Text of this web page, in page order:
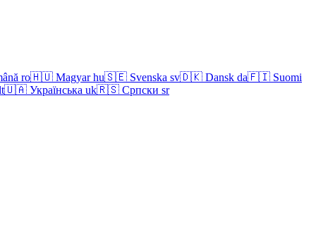
ro🇭🇺 Magyar hu🇸🇪 Svenska sv🇩🇰 Dansk da🇫🇮 Suomi
🇺🇦 Українська uk🇷🇸 Српски sr